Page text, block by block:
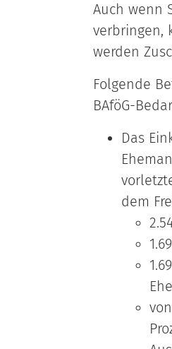
Auch wenn
verbringen,
werden
Folgende
BAföG-
Das
dem